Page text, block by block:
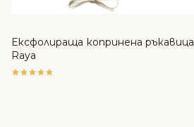
Ексфолираща копринена ръкавица
Raya